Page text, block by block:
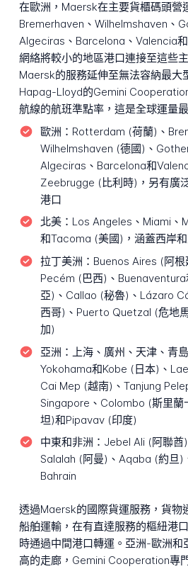
在歐洲，Maersk在主要貨櫃碼頭營
Bremerhaven、Wilhelmshaven、
Algeciras、Barcelona、Valencia
網絡將較小的地區港口連接至這些
Maersk的服務延伸至無法容納最大
Hapag-Lloyd的Gemini
航線的航班準點率，這是全球運量
歐洲： Rotterdam (荷蘭)、
Wilhelmshaven (德國)、
Algeciras、Barcelona和
Zeebrugge (比利時)，另有廣
港口
北美： Los Angeles、Miami、
和Tacoma (美國)，涵蓋西岸
拉丁美洲： Buenos Aires (阿
Pecém (巴西)、
亞)、Callao (秘魯)、Lázaro
西哥)、Puerto Quetzal (危地
加)
亞洲：
上海、廣州、天津、青
Yokohama和Kobe (日本)、
Cai Mep (越南)、Tanjung
Singapore、Colombo (斯里蘭
坦)和Pipavav (印度)
中東和非洲： Jebel Ali (阿聯酋
Salalah (阿曼)、Aqaba (約旦)
Bahrain
透過Maersk的國際貨運服務，貨物
船舶運輸，在有直達服務的樞紐港
時通過中間港口轉運。亞洲-歐洲
高的走廊，Gemini Cooperation專